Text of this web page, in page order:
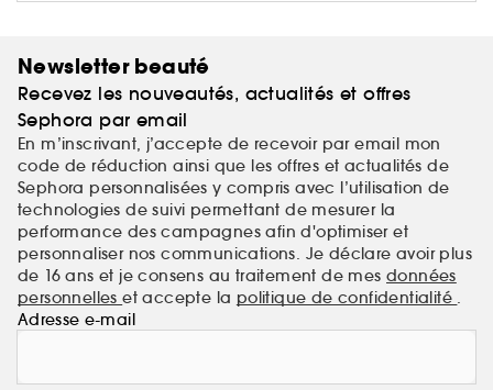
Newsletter beauté
Recevez les nouveautés, actualités et offres
Sephora par email
En m’inscrivant, j’accepte de recevoir par email mon
code de réduction ainsi que les offres et actualités de
Sephora personnalisées y compris avec l’utilisation de
technologies de suivi permettant de mesurer la
performance des campagnes afin d'optimiser et
personnaliser nos communications. Je déclare avoir plus
de 16 ans et je consens au traitement de mes données
personnelleset accepte la politique de confidentialité .
Adresse e-mail